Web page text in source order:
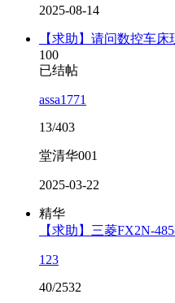
2025-08-14
【求助】请问数控车
100
已结帖
assa1771
13/403
堂清华001
2025-03-22
精华
【求助】三菱FX2N-
123
40/2532